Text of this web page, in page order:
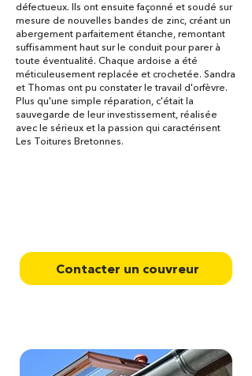
défectueux. Ils ont ensuite façonné et soudé sur
mesure de nouvelles bandes de zinc, créant un
abergement parfaitement étanche, remontant
suffisamment haut sur le conduit pour parer à
toute éventualité. Chaque ardoise a été
méticuleusement replacée et crochetée. Sandra
et Thomas ont pu constater le travail d'orfèvre.
Plus qu'une simple réparation, c'était la
sauvegarde de leur investissement, réalisée
avec le sérieux et la passion qui caractérisent
Les Toitures Bretonnes.
Contacter un couvreur